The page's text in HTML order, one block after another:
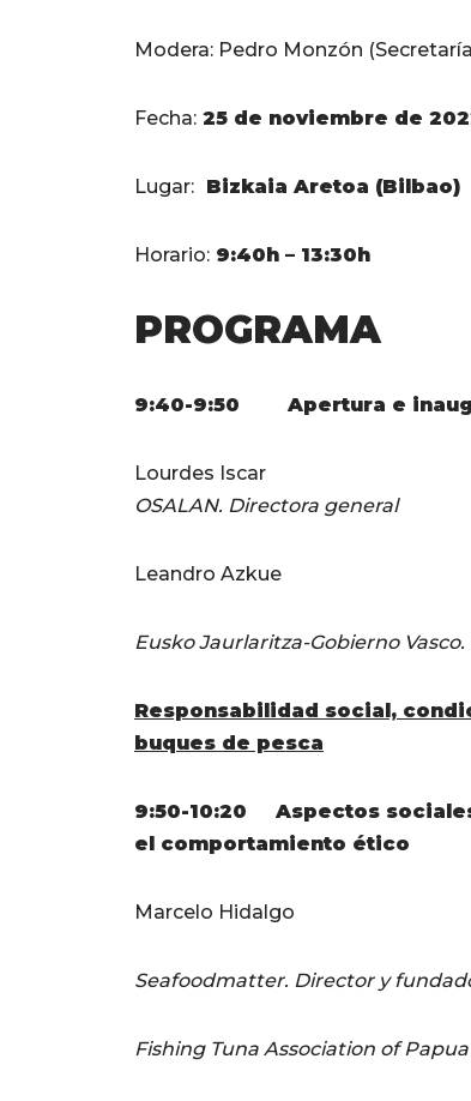
Modera: Pedro Monzón
Fecha: 25 de noviembre de
Lugar: Bizkaia Aretoa (Bilbao)
Horario: 9:40h – 13:30h
PROGRAMA
9:40-9:50 Apertura e
Lourdes Iscar
OSALAN. Directora general
Leandro Azkue
Eusko Jaurlaritza-Gobierno
Responsabilidad social,
buques de pesca
9:50-10:20
Aspectos
el comportamiento ético
Marcelo Hidalgo
Seafoodmatter. Director y
Fishing Tuna Association of